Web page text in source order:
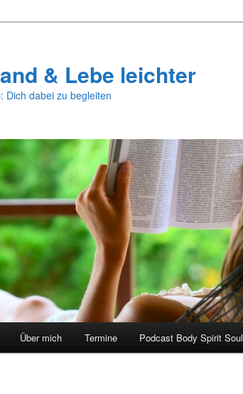
& Lebe leichter
Dich dabei zu begleiten
Über mich Termine Podcast Body Spirit Soul